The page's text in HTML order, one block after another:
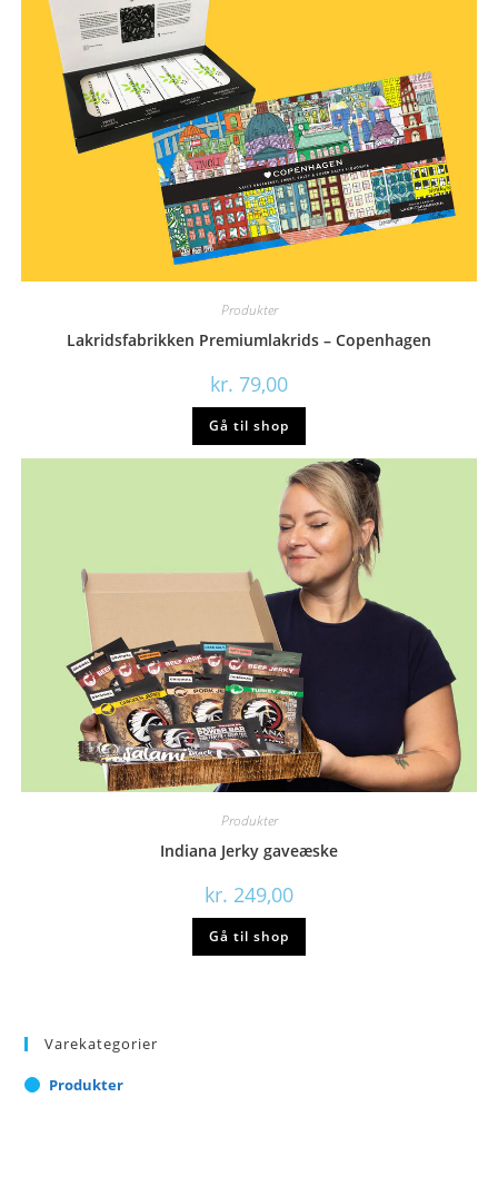
Produkter
Lakridsfabrikken Premiumlakrids – Copenhagen
kr. 79,00
Gå til shop
Produkter
Indiana Jerky gaveæske
kr. 249,00
Gå til shop
Varekategorier
Produkter